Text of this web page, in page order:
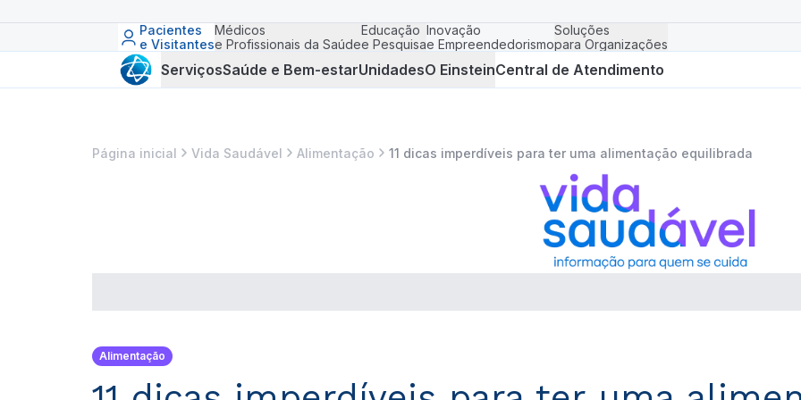
Pacientes
e Visitantes
Médicos
e Profissionais da Saúde
Educação
e Pesquisa
Inovação
e Empreendedorismo
Soluções
para Organizações
ServiçosSaúde e Bem-estarUnidadesO EinsteinCentral de Atendimento
Página inicial Vida Saudável Alimentação 11 dicas imperdíveis para ter uma alimentação equilibrada
Alimentação